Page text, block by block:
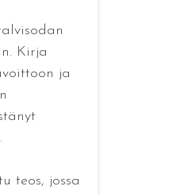
Kirja
ja
teos, jossa